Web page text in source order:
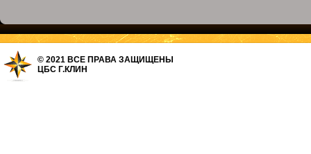
© 2021 ВСЕ ПРАВА ЗАЩИЩЕНЫ
ЦБС Г.КЛИН